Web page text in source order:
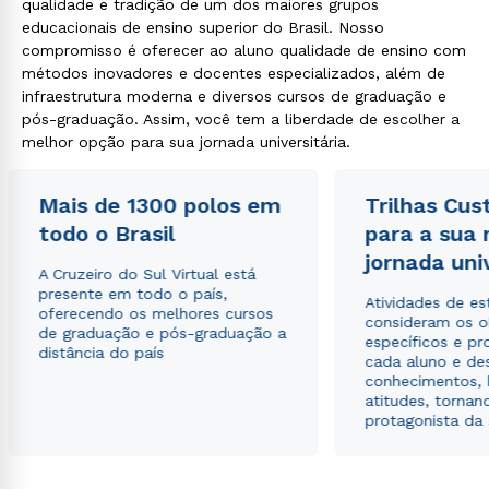
qualidade e tradição de um dos maiores grupos
educacionais de ensino superior do Brasil. Nosso
compromisso é oferecer ao aluno qualidade de ensino com
métodos inovadores e docentes especializados, além de
infraestrutura moderna e diversos cursos de graduação e
pós-graduação. Assim, você tem a liberdade de escolher a
melhor opção para sua jornada universitária.
Mais de 1300 polos em
todo o Brasil
A Cruzeiro do Sul Virtual está
presente em todo o país,
oferecendo os melhores cursos
de graduação e pós-graduação a
distância do país
Trilhas
para a sua
jornada
Atividades de
consideram os
específicos e
cada aluno e
conhecimentos,
atitudes,
protagonista da
Rápido e fácil
WhatsApp
ou